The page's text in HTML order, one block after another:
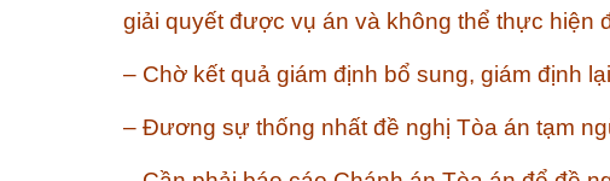
giải quyết được vụ án và không thể thực hiện
– Chờ kết quả giám định bổ sung, giám định
– Đương sự thống nhất đề nghị Tòa án tạm